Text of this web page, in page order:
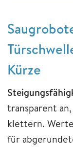
Kürze
transparent
klettern.
für